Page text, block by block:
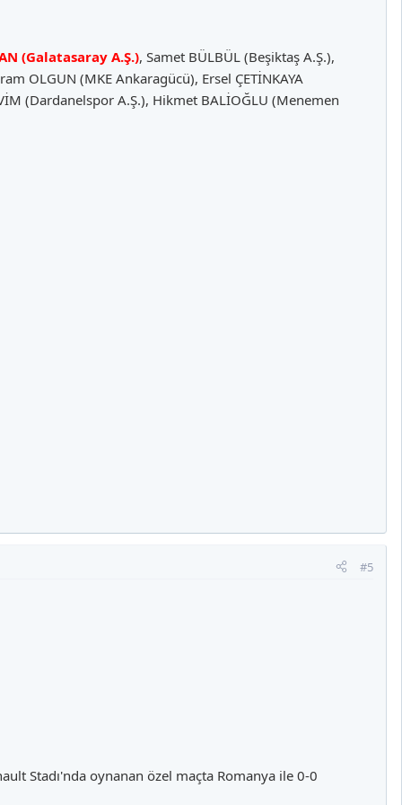
(Galatasaray A.Ş.), Samet BÜLBÜL (Beşiktaş A.Ş.),
OLGUN (MKE Ankaragücü), Ersel ÇETİNKAYA
(Dardanelspor A.Ş.), Hikmet BALİOĞLU (Menemen
#5
Stadı'nda oynanan özel maçta Romanya ile 0-0